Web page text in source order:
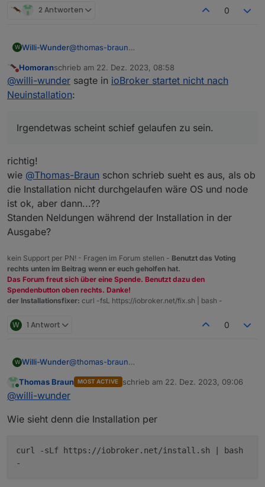
2 Antworten 0
W Willi-Wunder@thomas-braun
eingespielt, soweit bin ich gar nicht gekommen.
Hab auf eine neue SD Karte mit dem Installer ein
neues Debian System Bookworm installiert und
installieren.
Ansonsten mache ich die SD Karte nochmal platt
und probiere es nochmal.
Wollte dann mein bestehendes System updaten,
ist aber auch gescheitert. Deine Empfehlung war
dann ja trotzdem die Neuinstallation.
Nicht stören
Homoranschrieb am 22. Dez. 2023, 08:58
zuletzt editiert von
@willi-wunder sagte in ioBroker startet nicht nach
Neuinstallation:
Irgendetwas scheint schief gelaufen zu sein.
richtig!
wie @Thomas-Braun schon schrieb sueht es aus, als ob
die Installation nicht durchgelaufen wäre OS und node
ist ok, aber dann...??
Standen Neldungen während der Installation in der
Ausgabe?
kein Support per PN! - Fragen im Forum stellen - Benutzt das Voting
rechts unten im Beitrag wenn er euch geholfen hat.
Das Forum freut sich über eine Spende. Benutzt dazu den
Spendenbutton oben rechts. Danke!
der Installationsfixer: curl -fsL https://iobroker.net/fix.sh | bash -
W 1 Antwort 0
W Willi-Wunder@thomas-braun
eingespielt, soweit bin ich gar nicht gekommen.
Hab auf eine neue SD Karte mit dem Installer ein
danach wollte den iobroker mit den Befehl curl -
Der erhoffte erfolg trat leider nicht ein. Danach
Online
Thomas Braun MOST ACTIVE schrieb am 22. Dez. 2023, 09:06
zuletzt editiert von
@willi-wunder
Wie sieht denn die Installation per
curl -sLf https://iobroker.net/install.sh | bash
-